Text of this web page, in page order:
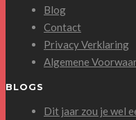
Blog
Contact
Privacy Verklaring
Algemene
BLOGS
Dit jaar zou je wel